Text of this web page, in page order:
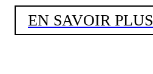
EN SAVOIR PLUS